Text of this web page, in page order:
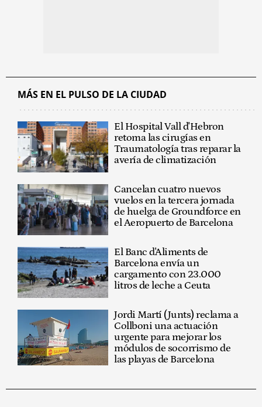
MÁS EN EL PULSO DE LA CIUDAD
El Hospital Vall d'Hebron
retoma las cirugías en
Traumatología tras reparar la
avería de climatización
Cancelan cuatro nuevos
vuelos en la tercera jornada
de huelga de Groundforce en
el Aeropuerto de Barcelona
El Banc d'Aliments de
Barcelona envía un
cargamento con 23.000
litros de leche a Ceuta
Jordi Martí (Junts) reclama a
Collboni una actuación
urgente para mejorar los
módulos de socorrismo de
las playas de Barcelona